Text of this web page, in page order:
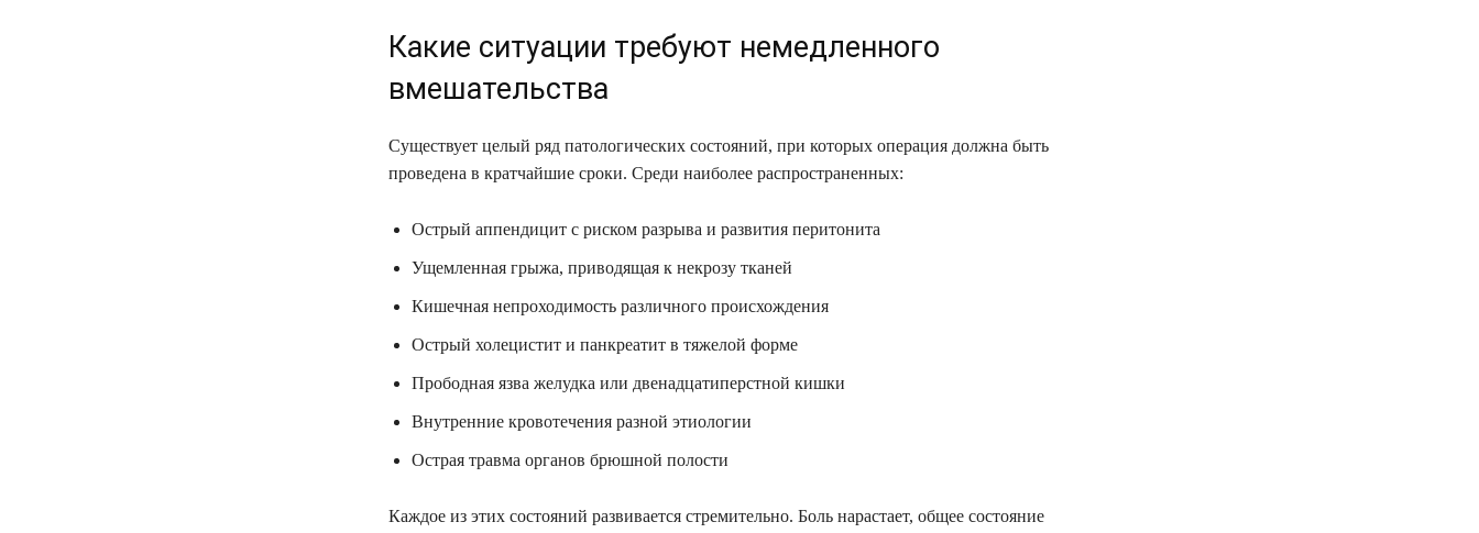
Какие ситуации требуют немедленного
вмешательства
Существует целый ряд патологических состояний, при которых операция должна быть
проведена в кратчайшие сроки. Среди наиболее распространенных:
Острый аппендицит с риском разрыва и развития перитонита
Ущемленная грыжа, приводящая к некрозу тканей
Кишечная непроходимость различного происхождения
Острый холецистит и панкреатит в тяжелой форме
Прободная язва желудка или двенадцатиперстной кишки
Внутренние кровотечения разной этиологии
Острая травма органов брюшной полости
Каждое из этих состояний развивается стремительно. Боль нарастает, общее состояние